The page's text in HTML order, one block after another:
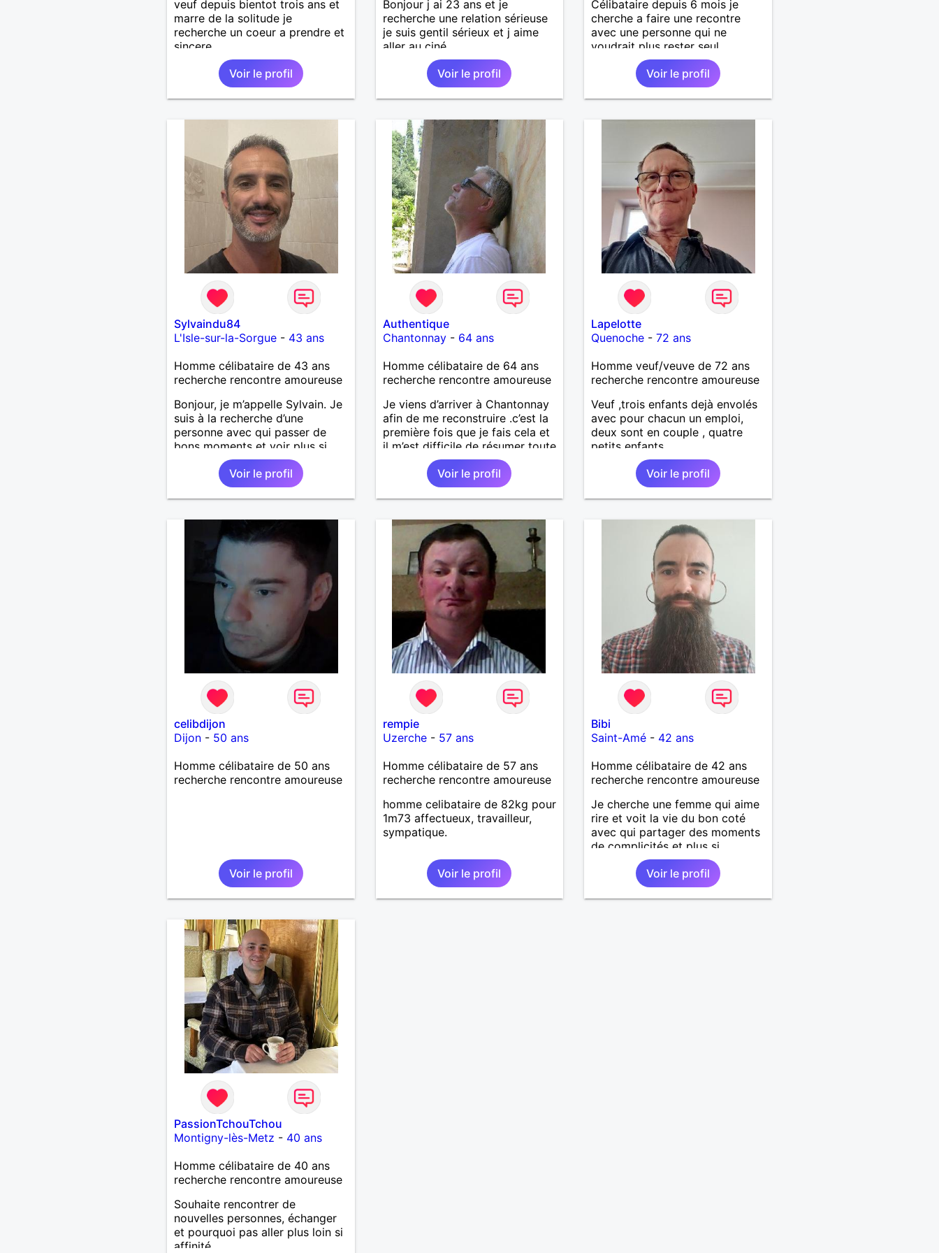
veuf depuis bientot trois ans et
marre de la solitude je
recherche un coeur a prendre et
sincere
Voir le profil
Bonjour j ai 23 ans et je
recherche une relation sérieuse
je suis gentil sérieux et j aime
aller au ciné....
Voir le profil
Célibataire depuis 6 mois je
cherche a faire une recontre
avec une personne qui ne
voudrait plus rester seul ,
comme moi .
Voir le profil
Sylvaindu84
L'Isle-sur-la-Sorgue- 43 ans
Homme célibataire de 43 ans
recherche rencontre amoureuse
Bonjour, je m’appelle Sylvain. Je
suis à la recherche d’une
personne avec qui passer de
bons moments et voir plus si
nous nous correspondons.
J’aime la nature, les voyages et
aussi faire la fête de temps en
temps ;-)Je suis papa d’un petit
m’occupe en garde alternée.
J’aime à peu près tous les styles
de musique. (Oui je suis pas trop
fan de Jul). Je fais du sport
pour garder la forme et plutôt
agréable à regarder. (Enfin je le
pense en tout cas 😂)
Voir le profil
Authentique
Chantonnay- 64 ans
Homme célibataire de 64 ans
recherche rencontre amoureuse
Je viens d’arriver à Chantonnay
afin de me reconstruire .c’est la
première fois que je fais cela et
il m’est difficile de résumer toute
une vie.je suis à la retraite et
aujourd’hui c’est mon
anniversaire !J’aimerais
rencontrer quelqu’un qui partage
quelqu’un un être humain
Voir le profil
Lapelotte
Quenoche -72 ans
Homme veuf/veuve de 72 ans
recherche rencontre amoureuse
Veuf ,trois enfants dejà envolés
avec pour chacun un emploi,
deux sont en couple , quatre
petits enfants.
Voir le profil
celibdijon
Dijon- 50 ans
Homme célibataire de 50 ans
recherche rencontre amoureuse
Voir le profil
rempie
Uzerche- 57 ans
Homme célibataire de 57 ans
recherche rencontre amoureuse
homme celibataire de 82kg pour
1m73 affectueux, travailleur,
sympatique.
Voir le profil
Bibi
Saint-Amé - 42 ans
Homme célibataire de 42 ans
recherche rencontre amoureuse
Je cherche une femme qui aime
rire et voit la vie du bon coté
avec qui partager des moments
de complicités et plus si
Voir le profil
PassionTchouTchou
Montigny-lès-Metz - 40 ans
Homme célibataire de 40 ans
recherche rencontre amoureuse
Souhaite rencontrer de
nouvelles personnes, échanger
et pourquoi pas aller plus loin si
affinité...